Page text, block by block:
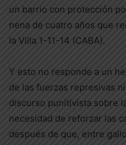
un barrio con protección
nena de cuatro años que
la Villa 1-11-14 (CABA).
Y esto no responde a un
de las fuerzas represivas
discurso punitivista sobre
necesidad de reforzar las
después de que, entre